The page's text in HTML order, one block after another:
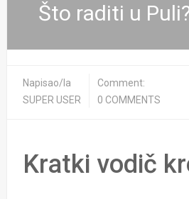
Što raditi u
Napisao/la
SUPER USER
Comment:
0 COMMENTS
Kratki vodič